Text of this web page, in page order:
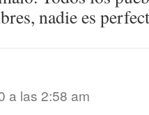
nadie es
a las 2:58 am